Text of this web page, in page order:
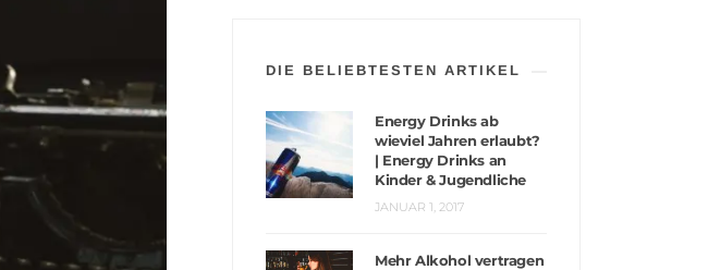
DIE BELIEBTESTEN ARTIKEL
Energy Drinks ab
wieviel Jahren erlaubt?
| Energy Drinks an
Kinder & Jugendliche
JANUAR 1, 2017
Mehr Alkohol vertragen